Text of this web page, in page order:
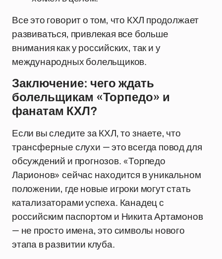
Все это говорит о том, что КХЛ продолжает
развиваться, привлекая все больше
внимания как у российских, так и у
международных болельщиков.
Заключение: чего ждать
болельщикам «Торпедо» и
фанатам КХЛ?
Если вы следите за КХЛ, то знаете, что
трансферные слухи — это всегда повод для
обсуждений и прогнозов. «Торпедо
Ларионов» сейчас находится в уникальном
положении, где новые игроки могут стать
катализаторами успеха. Канадец с
российским паспортом и Никита Артамонов
— не просто имена, это символы нового
этапа в развитии клуба.